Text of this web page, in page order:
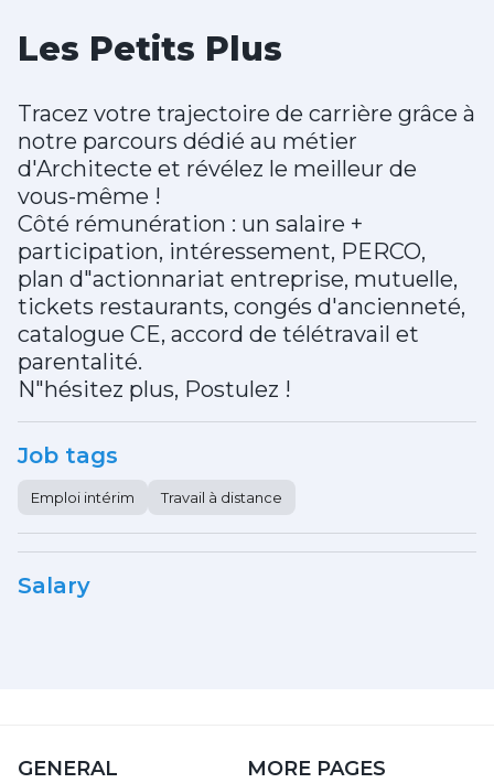
Les Petits Plus
Tracez votre trajectoire de carrière grâce à
notre parcours dédié au métier
d'Architecte et révélez le meilleur de
vous-même !
Côté rémunération : un salaire +
participation, intéressement, PERCO,
plan d"actionnariat entreprise, mutuelle,
tickets restaurants, congés d'ancienneté,
catalogue CE, accord de télétravail et
parentalité.
N"hésitez plus, Postulez !
Job tags
Emploi intérim Travail à distance
Salary
GENERAL MORE PAGES